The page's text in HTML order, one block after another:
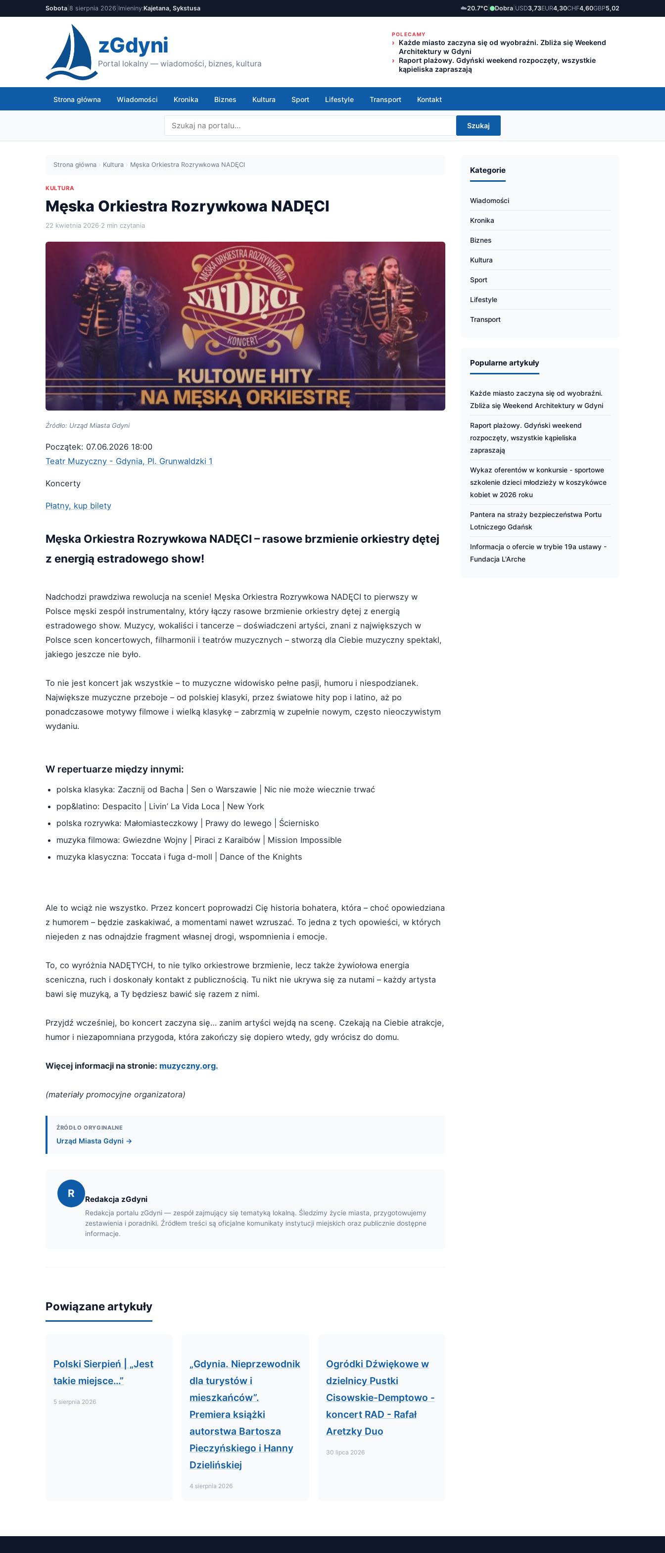
Sobota 8 sierpnia 2026 Imieniny:Kajetana, Sykstusa ☁️20.7°C Dobra USD3,73EUR4,30CHF4,60GBP5,02
zGdyni
Portal lokalny — wiadomości, biznes, kultura
POLECAMY
Każde miasto zaczyna się od wyobraźni. Zbliża się Weekend
Architektury w Gdyni
Raport plażowy. Gdyński weekend rozpoczęty, wszystkie
kąpieliska zapraszają
Strona główna Wiadomości Kronika Biznes Kultura Sport Lifestyle Transport Kontakt
Szukaj
Strona główna › Kultura › Męska Orkiestra Rozrywkowa NADĘCI
KULTURA
Męska Orkiestra Rozrywkowa NADĘCI
22 kwietnia 2026·2 min czytania
Źródło: Urząd Miasta Gdyni
Początek: 07.06.2026 18:00
Teatr Muzyczny - Gdynia, Pl. Grunwaldzki 1
Koncerty
Płatny, kup bilety
Męska Orkiestra Rozrywkowa NADĘCI – rasowe brzmienie orkiestry dętej
z energią estradowego show!
Nadchodzi prawdziwa rewolucja na scenie! Męska Orkiestra Rozrywkowa NADĘCI to pierwszy w
Polsce męski zespół instrumentalny, który łączy rasowe brzmienie orkiestry dętej z energią
estradowego show. Muzycy, wokaliści i tancerze – doświadczeni artyści, znani z największych w
Polsce scen koncertowych, filharmonii i teatrów muzycznych – stworzą dla Ciebie muzyczny spektakl,
jakiego jeszcze nie było.
To nie jest koncert jak wszystkie – to muzyczne widowisko pełne pasji, humoru i niespodzianek.
Największe muzyczne przeboje – od polskiej klasyki, przez światowe hity pop i latino, aż po
ponadczasowe motywy filmowe i wielką klasykę – zabrzmią w zupełnie nowym, często nieoczywistym
wydaniu.
W repertuarze między innymi:
polska klasyka: Zacznij od Bacha | Sen o Warszawie | Nic nie może wiecznie trwać
pop&latino: Despacito | Livin’ La Vida Loca | New York
polska rozrywka: Małomiasteczkowy | Prawy do lewego | Ściernisko
muzyka filmowa: Gwiezdne Wojny | Piraci z Karaibów | Mission Impossible
muzyka klasyczna: Toccata i fuga d-moll | Dance of the Knights
Ale to wciąż nie wszystko. Przez koncert poprowadzi Cię historia bohatera, która – choć opowiedziana
z humorem – będzie zaskakiwać, a momentami nawet wzruszać. To jedna z tych opowieści, w których
niejeden z nas odnajdzie fragment własnej drogi, wspomnienia i emocje.
To, co wyróżnia NADĘTYCH, to nie tylko orkiestrowe brzmienie, lecz także żywiołowa energia
sceniczna, ruch i doskonały kontakt z publicznością. Tu nikt nie ukrywa się za nutami – każdy artysta
bawi się muzyką, a Ty będziesz bawić się razem z nimi.
Przyjdź wcześniej, bo koncert zaczyna się… zanim artyści wejdą na scenę. Czekają na Ciebie atrakcje,
humor i niezapomniana przygoda, która zakończy się dopiero wtedy, gdy wrócisz do domu.
Więcej informacji na stronie: muzyczny.org.
(materiały promocyjne organizatora)
ŹRÓDŁO ORYGINALNE
Urząd Miasta Gdyni →
R Redakcja zGdyni
Redakcja portalu zGdyni — zespół zajmujący się tematyką lokalną. Śledzimy życie miasta, przygotowujemy
zestawienia i poradniki. Źródłem treści są oficjalne komunikaty instytucji miejskich oraz publicznie dostępne
informacje.
Powiązane artykuły
Polski Sierpień | „Jest
takie miejsce…”
5 sierpnia 2026
„Gdynia. Nieprzewodnik
dla turystów i
mieszkańców”.
Premiera książki
autorstwa Bartosza
Pieczyńskiego i Hanny
Dzielińskiej
4 sierpnia 2026
Ogródki Dźwiękowe w
dzielnicy Pustki
Cisowskie-Demptowo -
koncert RAD - Rafał
Aretzky Duo
30 lipca 2026
Kategorie
Wiadomości
Kronika
Biznes
Kultura
Sport
Lifestyle
Transport
Popularne artykuły
Każde miasto zaczyna się od wyobraźni.
Zbliża się Weekend Architektury w Gdyni
Raport plażowy. Gdyński weekend
rozpoczęty, wszystkie kąpieliska
zapraszają
Wykaz oferentów w konkursie - sportowe
szkolenie dzieci młodzieży w koszykówce
kobiet w 2026 roku
Pantera na straży bezpieczeństwa Portu
Lotniczego Gdańsk
Informacja o ofercie w trybie 19a ustawy -
Fundacja L'Arche